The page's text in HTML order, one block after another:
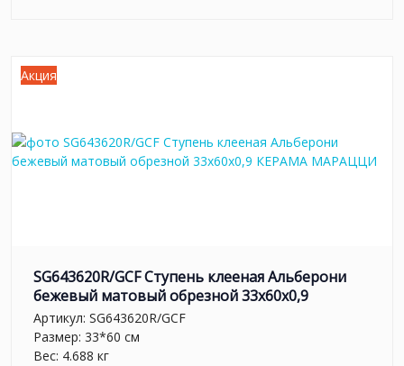
Акция
SG643620R/GCF Ступень клееная Альберони
бежевый матовый обрезной 33x60x0,9
Артикул: SG643620R/GCF
Размер: 33*60 см
Вес: 4.688 кг